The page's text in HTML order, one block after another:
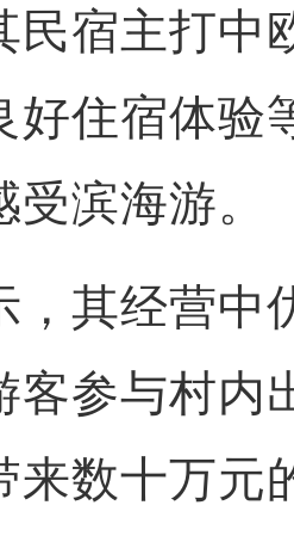
民宿主打中
好住宿体验
滨海游。
其经营中
客参与村内
来数十万元